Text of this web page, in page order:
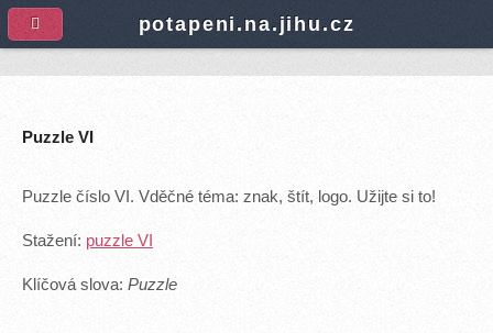
A
Puzzle VI
Puzzle číslo VI. Vděčné téma: znak, štít, logo. Užijte si to!
Stažení: puzzle VI
Klíčová slova: Puzzle
potapeni.na.jihu.cz